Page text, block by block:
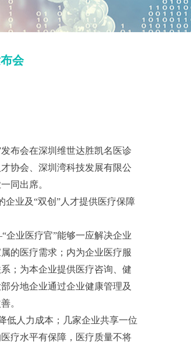
会
布会在深圳维世达胜凯名医诊
协会、深圳湾科技发展有限公
同出席。
企业及“双创”人才提供医疗保障
业医疗官”能够一应解决企业
的医疗需求；内为企业医疗服
；为本企业提供医疗咨询、健
分地企业通过企业健康管理及
。
低人力成本；几家企业共享一位
疗水平有保障，医疗质量不将